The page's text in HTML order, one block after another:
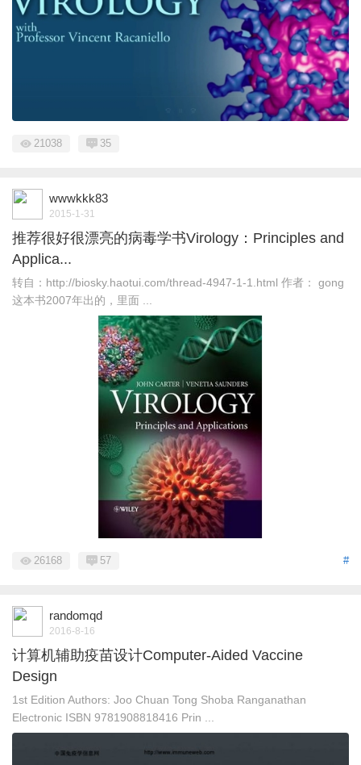
21038 35
wwwkkk83
2015-1-31
推荐很好很漂亮的病毒学书Virology：Principles and
Applica...
转自：http://biosky.haotui.com/thread-4947-1-1.html 作者： gong
这本书2007年出的，里面 ...
#
26168 57
randomqd
2016-8-16
计算机辅助疫苗设计Computer-Aided Vaccine
Design
1st Edition Authors: Joo Chuan Tong Shoba Ranganathan
Electronic ISBN 9781908818416 Prin ...